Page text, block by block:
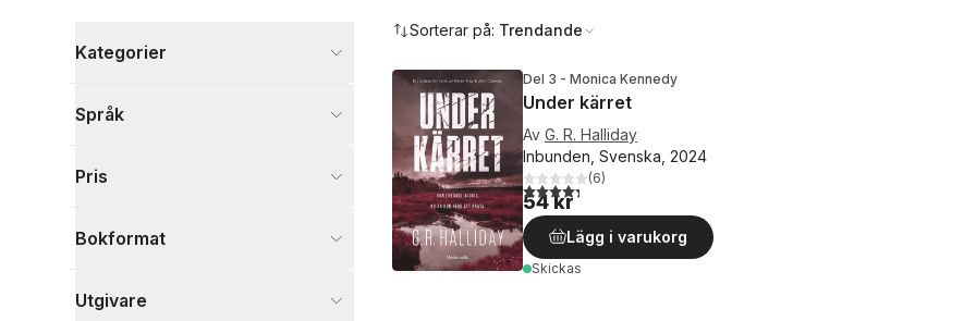
Kategorier
Visa fler
Språk
Pris
Bokformat
Utgivare
Sorterar på: Trendande
Del 3 - Monica Kennedy
Under kärret
Av G. R. Halliday
Inbunden, Svenska, 2024
4,3utav 5 stjärnor. Totalt antal röster:
(6)
54 kr
Lägg i varukorg
Skickas